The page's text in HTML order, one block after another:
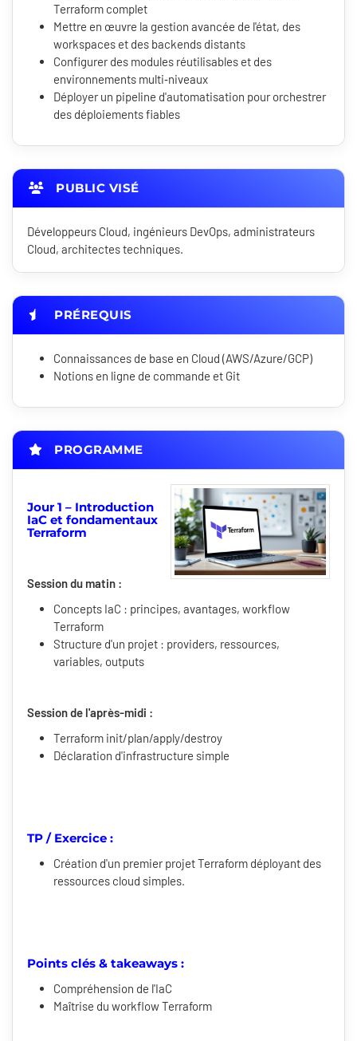
Terraform complet
Mettre en œuvre la gestion avancée de l'état, des
workspaces et des backends distants
Configurer des modules réutilisables et des
environnements multi‑niveaux
Déployer un pipeline d'automatisation pour orchestrer
des déploiements fiables
PUBLIC VISÉ
Développeurs Cloud, ingénieurs DevOps, administrateurs
Cloud, architectes techniques.
PRÉREQUIS
Connaissances de base en Cloud (AWS/Azure/GCP)
Notions en ligne de commande et Git
PROGRAMME
Jour 1 – Introduction
IaC et fondamentaux
Terraform
Session du matin :
Concepts IaC : principes, avantages, workflow
Terraform
Structure d'un projet : providers, ressources,
variables, outputs
Session de l'après-midi :
Terraform init/plan/apply/destroy
Déclaration d'infrastructure simple
TP / Exercice :
Création d'un premier projet Terraform déployant des
ressources cloud simples.
Points clés & takeaways :
Compréhension de l'IaC
Maîtrise du workflow Terraform